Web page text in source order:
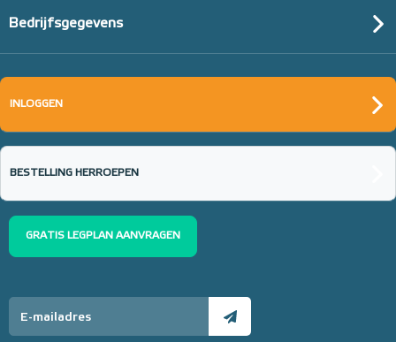
Bedrijfsgegevens
INLOGGEN
BESTELLING HERROEPEN
GRATIS LEGPLAN AANVRAGEN